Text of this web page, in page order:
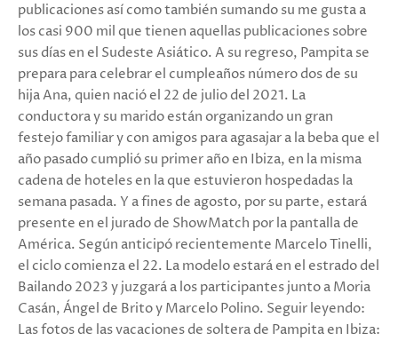
publicaciones así como también sumando su me gusta a
los casi 900 mil que tienen aquellas publicaciones sobre
sus días en el Sudeste Asiático. A su regreso, Pampita se
prepara para celebrar el cumpleaños número dos de su
hija Ana, quien nació el 22 de julio del 2021. La
conductora y su marido están organizando un gran
festejo familiar y con amigos para agasajar a la beba que el
año pasado cumplió su primer año en Ibiza, en la misma
cadena de hoteles en la que estuvieron hospedadas la
semana pasada. Y a fines de agosto, por su parte, estará
presente en el jurado de ShowMatch por la pantalla de
América. Según anticipó recientemente Marcelo Tinelli,
el ciclo comienza el 22. La modelo estará en el estrado del
Bailando 2023 y juzgará a los participantes junto a Moria
Casán, Ángel de Brito y Marcelo Polino. Seguir leyendo:
Las fotos de las vacaciones de soltera de Pampita en Ibiza: